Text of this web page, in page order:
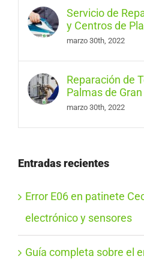
Servicio de
y Centros de
marzo 30th, 2022
Reparación de
Palmas de
marzo 30th, 2022
Entradas recientes
Error E06 en patinete
electrónico y sensores
Guía completa sobre el